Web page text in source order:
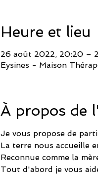
Heure et lieu
26 août 2022, 20:20 –
Eysines - Maison
À propos de
Je vous propose de
La terre nous accueille
Reconnue comme la
Tout d'abord je vous